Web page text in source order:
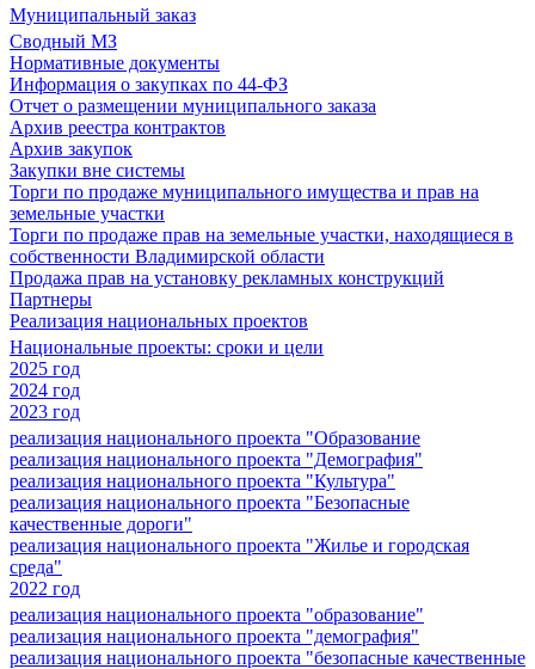
Муниципальный заказ
Сводный МЗ
Нормативные документы
Информация о закупках по 44-ФЗ
Отчет о размещении муниципального заказа
Архив реестра контрактов
Архив закупок
Закупки вне системы
Торги по продаже муниципального имущества и прав на
земельные участки
Торги по продаже прав на земельные участки, находящиеся в
собственности Владимирской области
Продажа прав на установку рекламных конструкций
Партнеры
Реализация национальных проектов
Национальные проекты: сроки и цели
2025 год
2024 год
2023 год
реализация национального проекта "Образование
реализация национального проекта "Демография"
реализация национального проекта "Культура"
реализация национального проекта "Безопасные
качественные дороги"
реализация национального проекта "Жилье и городская
среда"
2022 год
реализация национального проекта "образование"
реализация национального проекта "демография"
реализация национального проекта "безопасные качественные